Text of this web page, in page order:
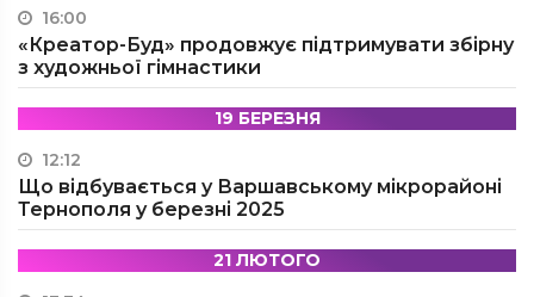
16:00
«Креатор-Буд» продовжує підтримувати збірну
з художньої гімнастики
19 БЕРЕЗНЯ
12:12
Що відбувається у Варшавському мікрорайоні
Тернополя у березні 2025
21 ЛЮТОГО